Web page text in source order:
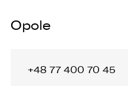
Opole
+48 77 400 70 45